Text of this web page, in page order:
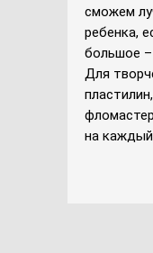
сможем
ребенка,
большое –
Для
на каждый